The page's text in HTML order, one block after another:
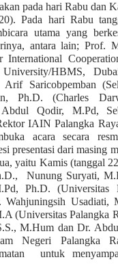
pada hari Rabu dan
Pada hari Rabu
utama yang
antara lain; Prof.
International
University/HBMS,
Saricobpemban
Ph.D. (Charles
Qodir, M.Pd,
IAIN Palangka
acara secara
presentasi dari masing
yaitu Kamis (tanggal
Nunung Suryati,
Ph.D. (Universitas
Wahjuningsih Usadiati,
(Universitas Palangka
M.Hum dan Dr.
Negeri Palangka
untuk